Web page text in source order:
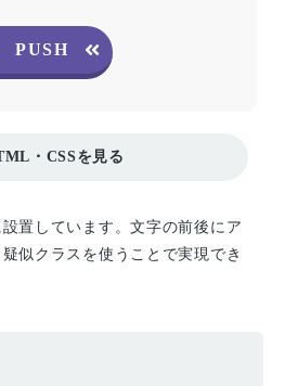
PUSH
・CSSを見る
置しています。文字の前後にア
似クラスを使うことで実現でき